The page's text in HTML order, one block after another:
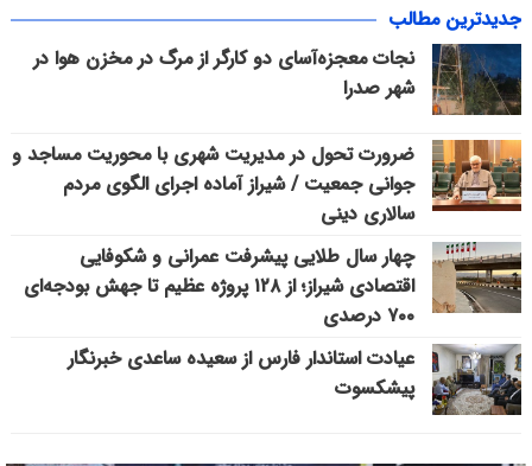
جدیدترین مطالب
نجات معجزه‌آسای دو کارگر از مرگ در مخزن هوا در
شهر صدرا
ضرورت تحول در مدیریت شهری با محوریت مساجد و
جوانی جمعیت / شیراز آماده اجرای الگوی مردم
سالاری دینی
چهار سال طلایی پیشرفت عمرانی و شکوفایی
اقتصادی شیراز؛ از ۱۲۸ پروژه عظیم تا جهش بودجه‌ای
۷۰۰ درصدی
عیادت استاندار فارس از سعیده ساعدی خبرنگار
پیشکسوت